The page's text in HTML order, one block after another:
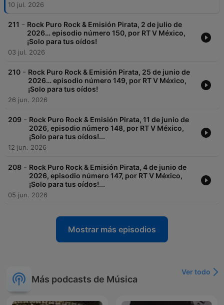
10 jul. 2026
211 - Rock Puro Rock & Emisión Pirata, 2 de julio de
2026… episodio número 150, por RT V México,
¡Solo para tus oídos!
03 jul. 2026
210 - Rock Puro Rock & Emisión Pirata, 25 de junio de
2026… episodio número 149, por RT V México,
¡Solo para tus oídos!
26 jun. 2026
209 - Rock Puro Rock & Emisión Pirata, 11 de junio de
2026, episodio número 148, por RT V México,
¡Solo para tus oídos!...
12 jun. 2026
208 - Rock Puro Rock & Emisión Pirata, 4 de junio de
2026, episodio número 147, por RT V México,
¡Solo para tus oídos!...
05 jun. 2026
Mostrar más episodios
Más podcasts de Música
Ver todo